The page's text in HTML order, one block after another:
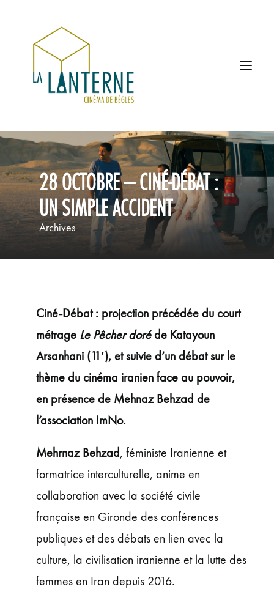
ACCUEIL
LES HORAIRES
À L’AFFICHE
PROCHAINEMENT
PRATIQUE
28 OCTOBRE – CINÉ-DÉBAT :
UN SIMPLE ACCIDENT
Archives
Ciné-Débat : projection précédée du court
métrage Le Pêcher doréde Katayoun
Arsanhani (11′), et suivie d’un débat sur le
thème du cinéma iranien face au pouvoir,
en présence de Mehnaz Behzad de
l’association ImNo.
Mehrnaz Behzad, féministe Iranienne et
formatrice interculturelle, anime en
collaboration avec la société civile
française en Gironde des conférences
publiques et des débats en lien avec la
culture, la civilisation iranienne et la lutte des
femmes en Iran depuis 2016.